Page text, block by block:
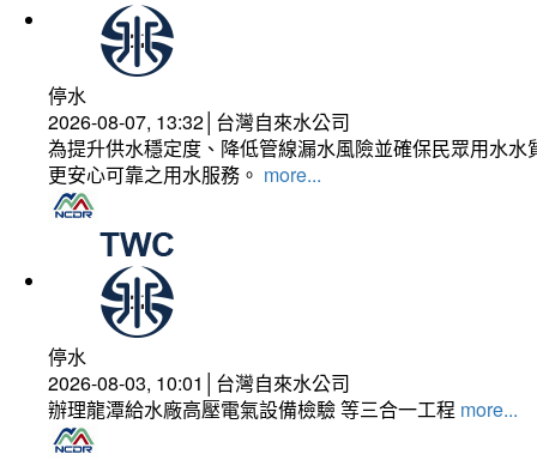
停水
2026-08-07, 13:32│台灣自來水公司
為提升供水穩定度、降低管線漏水風險並確保民眾用水
更安心可靠之用水服務。 more...
停水
2026-08-03, 10:01│台灣自來水公司
辦理龍潭給水廠高壓電氣設備檢驗 等三合一工程 more...